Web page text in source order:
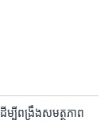
ើម្បី​ពង្រឹង​សមត្ថភាព​